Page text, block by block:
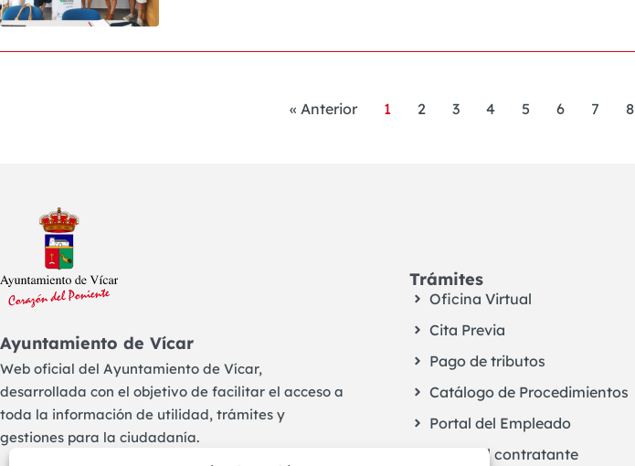
« Anterior 1 2 3 4 5 6 7 8
Ayuntamiento de Vícar
Web oficial del Ayuntamiento de Vícar,
desarrollada con el objetivo de facilitar el acceso a
toda la información de utilidad, trámites y
gestiones para la ciudadanía.
Trámites
Oficina Virtual
Cita Previa
Pago de tributos
Catálogo de Procedimientos
Portal del Empleado
Perfil del contratante